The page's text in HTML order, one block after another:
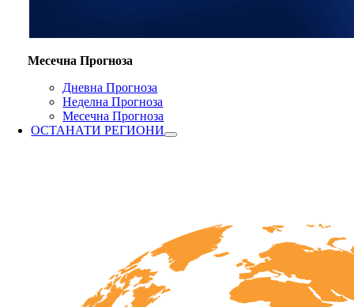
Месечна Прогноза
Дневна Прогноза
Неделна Прогноза
Месечна Прогноза
ОСТАНАТИ РЕГИОНИ